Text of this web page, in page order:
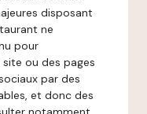
disposant
ne
pour
ou des pages
par des
et donc des